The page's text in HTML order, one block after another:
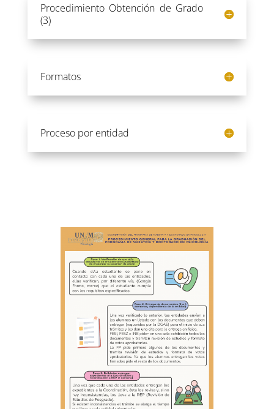
Procedimiento Obtención de Grado
(3)
Formatos
Proceso por entidad